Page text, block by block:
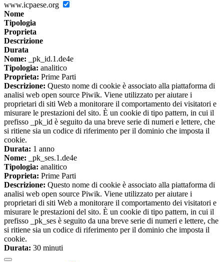
www.icpaese.org
Nome
Tipologia
Proprieta
Descrizione
Durata
Nome: _pk_id.1.de4e
Tipologia: analitico
Proprieta: Prime Parti
Descrizione: Questo nome di cookie è associato alla piattaforma di
analisi web open source Piwik. Viene utilizzato per aiutare i
proprietari di siti Web a monitorare il comportamento dei visitatori e
misurare le prestazioni del sito. È un cookie di tipo pattern, in cui il
prefisso _pk_id è seguito da una breve serie di numeri e lettere, che
si ritiene sia un codice di riferimento per il dominio che imposta il
cookie.
Durata: 1 anno
Nome: _pk_ses.1.de4e
Tipologia: analitico
Proprieta: Prime Parti
Descrizione: Questo nome di cookie è associato alla piattaforma di
analisi web open source Piwik. Viene utilizzato per aiutare i
proprietari di siti Web a monitorare il comportamento dei visitatori e
misurare le prestazioni del sito. È un cookie di tipo pattern, in cui il
prefisso _pk_ses è seguito da una breve serie di numeri e lettere, che
si ritiene sia un codice di riferimento per il dominio che imposta il
cookie.
Durata: 30 minuti